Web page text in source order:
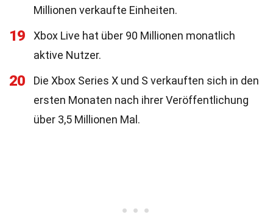
Millionen verkaufte Einheiten.
19
Xbox Live hat über 90 Millionen monatlich
aktive Nutzer.
20
Die Xbox Series X und S verkauften sich in den
ersten Monaten nach ihrer Veröffentlichung
über 3,5 Millionen Mal.